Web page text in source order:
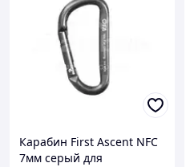
Карабин First Ascent NFC
7мм серый для